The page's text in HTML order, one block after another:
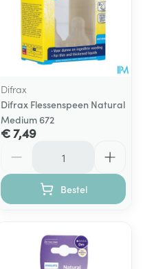
Difrax
Difrax Flessenspeen Natural
Medium 672
€ 7,49
Bestel